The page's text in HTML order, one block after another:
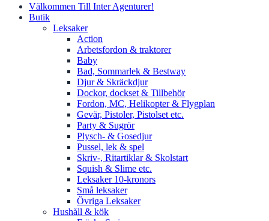
Välkommen Till Inter Agenturer!
Butik
Leksaker
Action
Arbetsfordon & traktorer
Baby
Bad, Sommarlek & Bestway
Djur & Skräckdjur
Dockor, dockset & Tillbehör
Fordon, MC, Helikopter & Flygplan
Gevär, Pistoler, Pistolset etc.
Party & Sugrör
Plysch- & Gosedjur
Pussel, lek & spel
Skriv-, Ritartiklar & Skolstart
Squish & Slime etc.
Leksaker 10-kronors
Små leksaker
Övriga Leksaker
Hushåll & kök